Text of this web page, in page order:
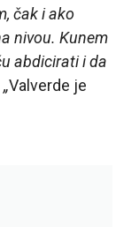
čak i ako
nivou. Kunem
abdicirati i da
Valverde je